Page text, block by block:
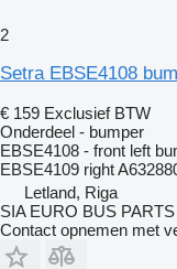
2
Setra EBSE4108
€ 159 Exclusief BTW
Onderdeel - bumper
EBSE4108 - front left
EBSE4109 right
Letland, Riga
SIA EURO BUS PARTS
Contact opnemen met